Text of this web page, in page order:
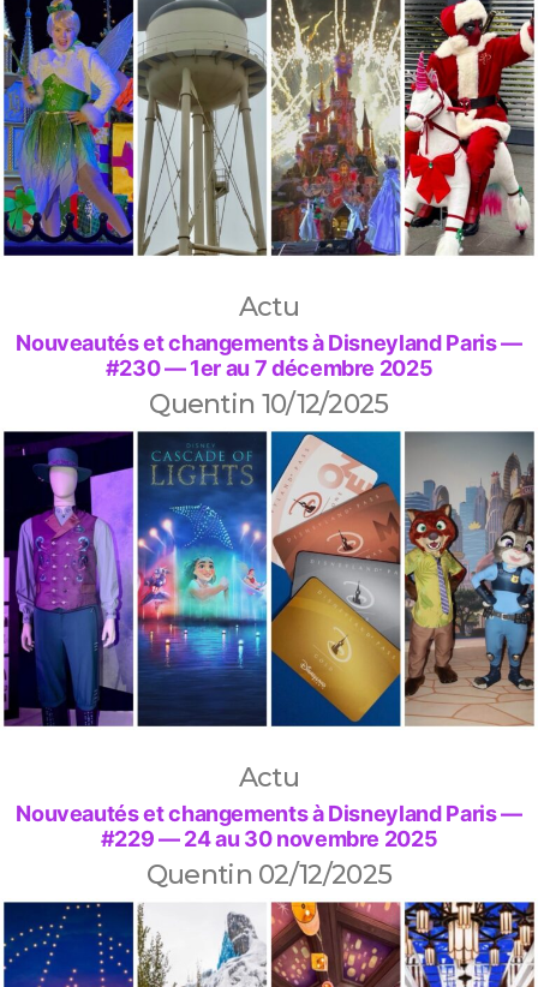
Actu
Nouveautés et changements à Disneyland Paris —
#230 — 1er au 7 décembre 2025
Quentin 10/12/2025
Actu
Nouveautés et changements à Disneyland Paris —
#229 — 24 au 30 novembre 2025
Quentin 02/12/2025